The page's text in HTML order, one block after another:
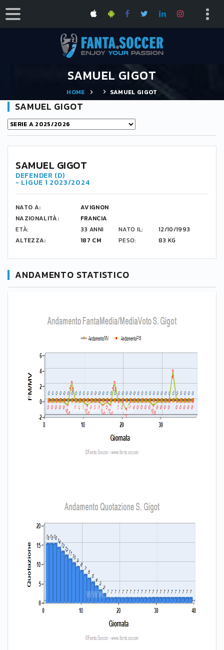
SAMUEL GIGOT
HOME SAMUEL GIGOT
SAMUEL GIGOT
4
SAMUEL GIGOT
DEFENDER (D)
- LIGUE 1 2023/2024
NATO A:
AVIGNON
NAZIONALITÀ:
FRANCIA
ETÀ:
33 ANNI NATO IL:
12/10/1993
ALTEZZA:
187 CM PESO: 83 KG
ANDAMENTO STATISTICO